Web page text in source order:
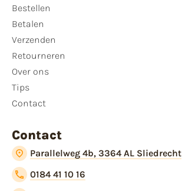
Bestellen
Betalen
Verzenden
Retourneren
Over ons
Tips
Contact
Contact
Parallelweg 4b, 3364 AL Sliedrecht
0184 41 10 16